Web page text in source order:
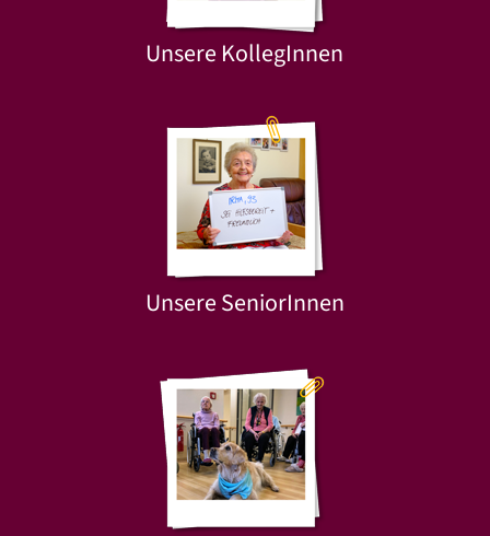
Unsere KollegInnen
Unsere SeniorInnen